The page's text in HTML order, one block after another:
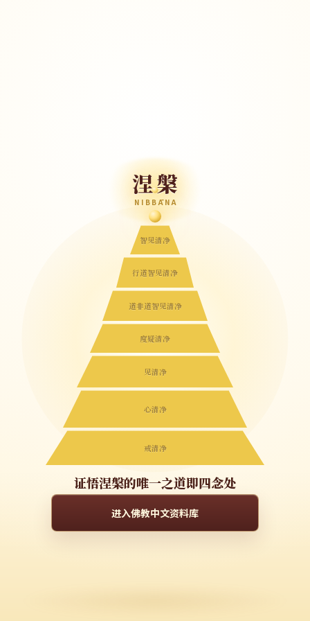
涅槃
NIBBĀNA
智见清净
行道智见清净
道非道智见清净
度疑清净
见清净
心清净
戒清净
证悟涅槃的唯一之道即四念处
进入佛教中文资料库